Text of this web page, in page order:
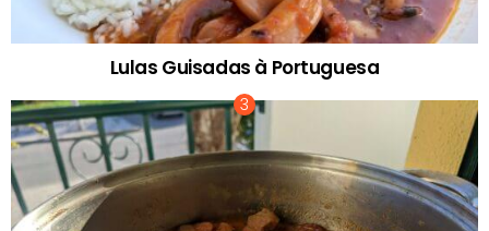
Lulas Guisadas à Portuguesa